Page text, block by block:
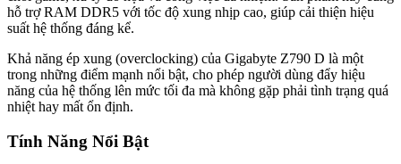
hỗ trợ RAM DDR5 với tốc độ xung nhịp cao, giúp cải thiện hiệu
suất hệ thống đáng kể.
Khả năng ép xung (overclocking) của Gigabyte Z790 D là một
trong những điểm mạnh nổi bật, cho phép người dùng đẩy hiệu
năng của hệ thống lên mức tối đa mà không gặp phải tình trạng quá
nhiệt hay mất ổn định.
Tính Năng Nổi Bật